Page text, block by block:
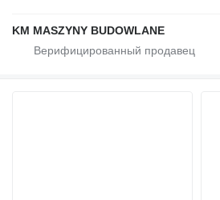
KM MASZYNY BUDOWLANE